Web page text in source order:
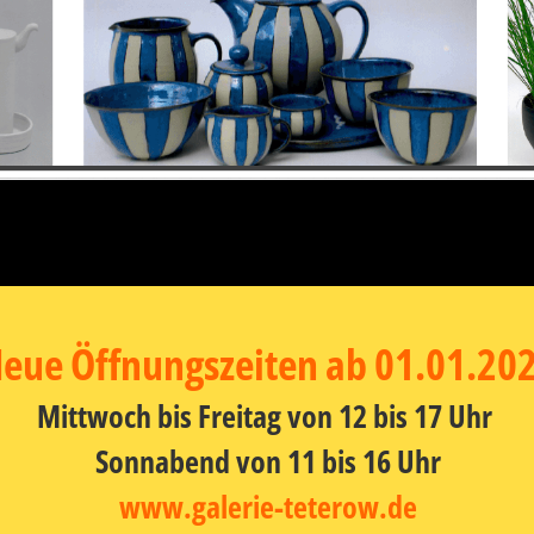
Öffnungszeiten ab
Mittwoch bis Freitag von 12 bis 17 Uhr
Sonnabend von 11 bis 16 Uhr
www.galerie-teterow.de